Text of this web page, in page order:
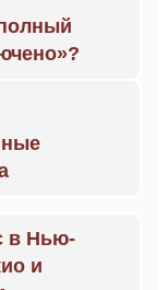
в Нью-
и